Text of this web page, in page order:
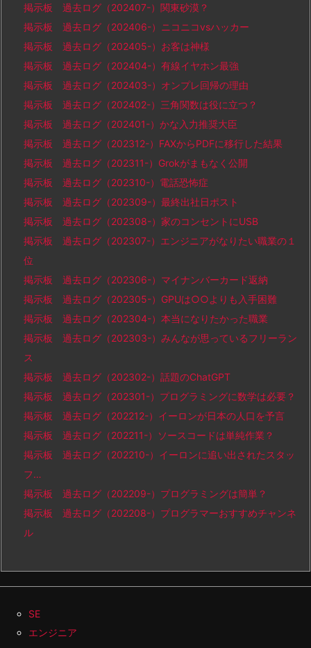
掲示板 過去ログ（202407-）関東砂漠？
掲示板 過去ログ（202406-）ニコニコvsハッカー
掲示板 過去ログ（202405-）お客は神様
掲示板 過去ログ（202404-）有線イヤホン最強
掲示板 過去ログ（202403-）オンプレ回帰の理由
掲示板 過去ログ（202402-）三角関数は役に立つ？
掲示板 過去ログ（202401-）かな入力推奨大臣
掲示板 過去ログ（202312-）FAXからPDFに移行した結果
掲示板 過去ログ（202311-）Grokがまもなく公開
掲示板 過去ログ（202310-）電話恐怖症
掲示板 過去ログ（202309-）最終出社日ポスト
掲示板 過去ログ（202308-）家のコンセントにUSB
掲示板 過去ログ（202307-）エンジニアがなりたい職業の１
位
掲示板 過去ログ（202306-）マイナンバーカード返納
掲示板 過去ログ（202305-）GPUは○○よりも入手困難
掲示板 過去ログ（202304-）本当になりたかった職業
掲示板 過去ログ（202303-）みんなが思っているフリーラン
ス
掲示板 過去ログ（202302-）話題のChatGPT
掲示板 過去ログ（202301-）プログラミングに数学は必要？
掲示板 過去ログ（202212-）イーロンが日本の人口を予言
掲示板 過去ログ（202211-）ソースコードは単純作業？
掲示板 過去ログ（202210-）イーロンに追い出されたスタッ
フ…
掲示板 過去ログ（202209-）プログラミングは簡単？
掲示板 過去ログ（202208-）プログラマーおすすめチャンネ
ル
SE
エンジニア